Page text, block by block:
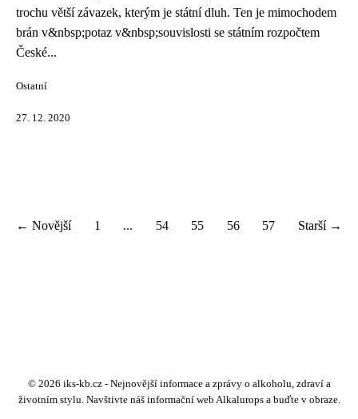
trochu větší závazek, kterým je státní dluh. Ten je mimochodem
brán v&nbsp;potaz v&nbsp;souvislosti se státním rozpočtem
České...
Ostatní
27. 12. 2020
← Novější 1 ... 54 55 56 57 Starší →
© 2026 iks-kb.cz - Nejnovější informace a zprávy o alkoholu, zdraví a
životním stylu. Navštivte náš informační web Alkalurops a buďte v obraze.